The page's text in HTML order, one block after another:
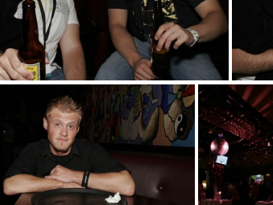
sfMacIndie2010 293